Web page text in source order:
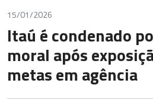
15/01/2026
Itaú é condenado
moral após
metas em agência